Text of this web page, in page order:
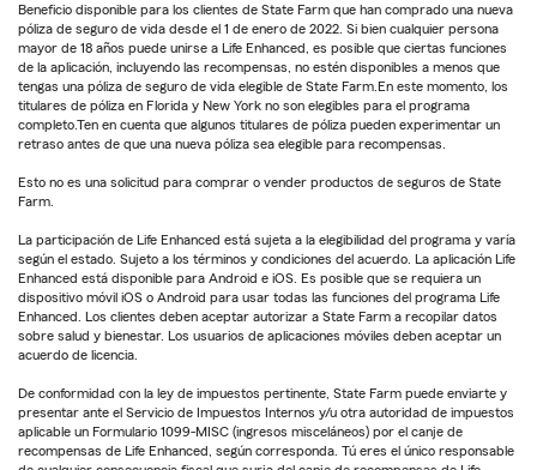
Beneficio disponible para los clientes de State Farm que han comprado una nueva
póliza de seguro de vida desde el 1 de enero de 2022. Si bien cualquier persona
mayor de 18 años puede unirse a Life Enhanced, es posible que ciertas funciones
de la aplicación, incluyendo las recompensas, no estén disponibles a menos que
tengas una póliza de seguro de vida elegible de State Farm.En este momento, los
titulares de póliza en Florida y New York no son elegibles para el programa
completo.Ten en cuenta que algunos titulares de póliza pueden experimentar un
retraso antes de que una nueva póliza sea elegible para recompensas.
Esto no es una solicitud para comprar o vender productos de seguros de State
Farm.
La participación de Life Enhanced está sujeta a la elegibilidad del programa y varía
según el estado. Sujeto a los términos y condiciones del acuerdo. La aplicación Life
Enhanced está disponible para Android e iOS. Es posible que se requiera un
dispositivo móvil iOS o Android para usar todas las funciones del programa Life
Enhanced. Los clientes deben aceptar autorizar a State Farm a recopilar datos
sobre salud y bienestar. Los usuarios de aplicaciones móviles deben aceptar un
acuerdo de licencia.
De conformidad con la ley de impuestos pertinente, State Farm puede enviarte y
presentar ante el Servicio de Impuestos Internos y/u otra autoridad de impuestos
aplicable un Formulario 1099-MISC (ingresos misceláneos) por el canje de
recompensas de Life Enhanced, según corresponda. Tú eres el único responsable